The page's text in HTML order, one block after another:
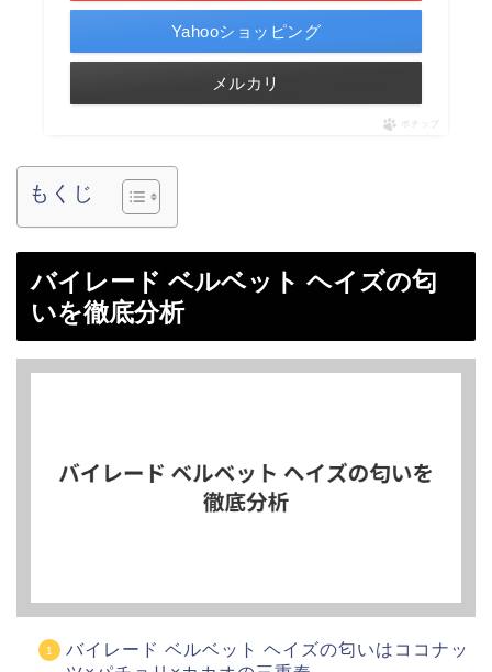
Yahooショッピング
メルカリ
ポチップ
もくじ
バイレード ベルベット ヘイズの匂
いを徹底分析
バイレード ベルベット ヘイズの匂いはココナッ